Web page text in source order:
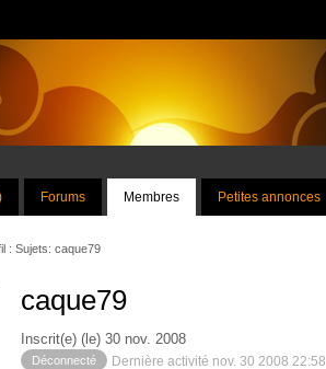
Forums Membres Petites annonces
: Sujets: caque79
caque79
Inscrit(e) (le) 30 nov. 2008
Déconnecté Dernière activité nov. 30 2008 22:58